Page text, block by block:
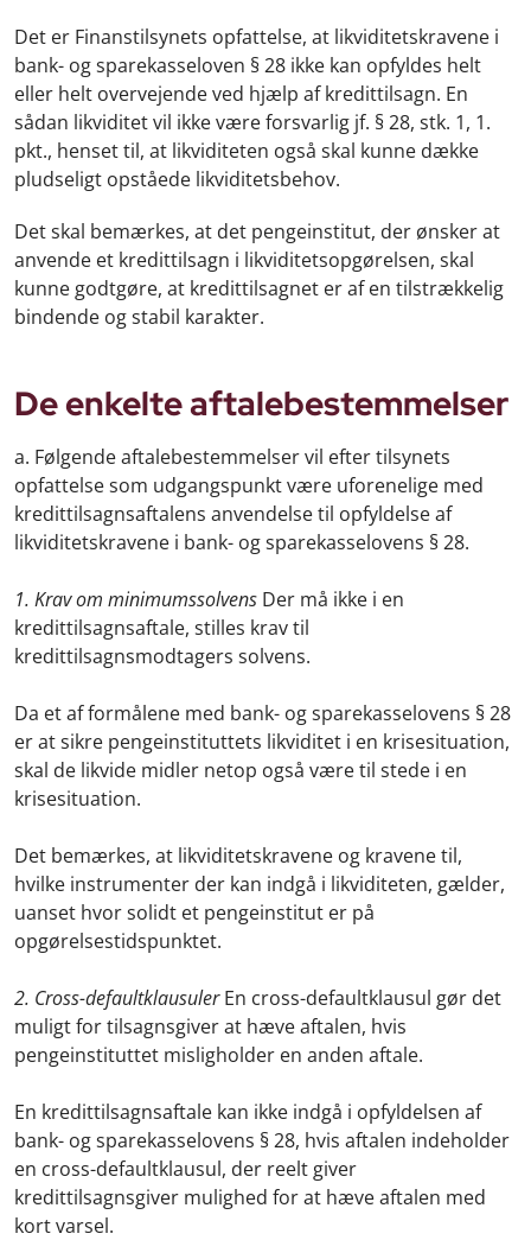
Det er Finanstilsynets opfattelse, at likviditetskravene i
bank- og sparekasseloven § 28 ikke kan opfyldes helt
eller helt overvejende ved hjælp af kredittilsagn. En
sådan likviditet vil ikke være forsvarlig jf. § 28, stk. 1, 1.
pkt., henset til, at likviditeten også skal kunne dække
pludseligt opståede likviditetsbehov.
Det skal bemærkes, at det pengeinstitut, der ønsker at
anvende et kredittilsagn i likviditetsopgørelsen, skal
kunne godtgøre, at kredittilsagnet er af en tilstrækkelig
bindende og stabil karakter.
De enkelte aftalebestemmelser
a. Følgende aftalebestemmelser vil efter tilsynets
opfattelse som udgangspunkt være uforenelige med
kredittilsagnsaftalens anvendelse til opfyldelse af
likviditetskravene i bank- og sparekasselovens § 28.
1. Krav om minimumssolvens Der må ikke i en
kredittilsagnsaftale, stilles krav til
kredittilsagnsmodtagers solvens.
Da et af formålene med bank- og sparekasselovens § 28
er at sikre pengeinstituttets likviditet i en krisesituation,
skal de likvide midler netop også være til stede i en
krisesituation.
Det bemærkes, at likviditetskravene og kravene til,
hvilke instrumenter der kan indgå i likviditeten, gælder,
uanset hvor solidt et pengeinstitut er på
opgørelsestidspunktet.
2. Cross-defaultklausulerEn cross-defaultklausul gør det
muligt for tilsagnsgiver at hæve aftalen, hvis
pengeinstituttet misligholder en anden aftale.
En kredittilsagnsaftale kan ikke indgå i opfyldelsen af
bank- og sparekasselovens § 28, hvis aftalen indeholder
en cross-defaultklausul, der reelt giver
kredittilsagnsgiver mulighed for at hæve aftalen med
kort varsel.